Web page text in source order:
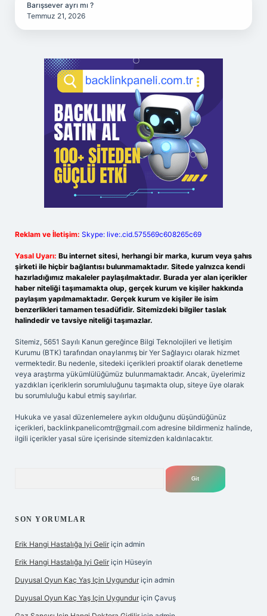
Barışsever ayrı mı ?
Temmuz 21, 2026
Reklam ve İletişim: Skype: live:.cid.575569c608265c69
Yasal Uyarı: Bu internet sitesi, herhangi bir marka, kurum veya şahıs
şirketi ile hiçbir bağlantısı bulunmamaktadır. Sitede yalnızca kendi
hazırladığımız makaleler paylaşılmaktadır. Burada yer alan içerikler
haber niteliği taşımamakta olup, gerçek kurum ve kişiler hakkında
paylaşım yapılmamaktadır. Gerçek kurum ve kişiler ile isim
benzerlikleri tamamen tesadüfidir. Sitemizdeki bilgiler taslak
halindedir ve tavsiye niteliği taşımazlar.
Sitemiz, 5651 Sayılı Kanun gereğince Bilgi Teknolojileri ve İletişim
Kurumu (BTK) tarafından onaylanmış bir Yer Sağlayıcı olarak hizmet
vermektedir. Bu nedenle, sitedeki içerikleri proaktif olarak denetleme
veya araştırma yükümlülüğümüz bulunmamaktadır. Ancak, üyelerimiz
yazdıkları içeriklerin sorumluluğunu taşımakta olup, siteye üye olarak
bu sorumluluğu kabul etmiş sayılırlar.
Hukuka ve yasal düzenlemelere aykırı olduğunu düşündüğünüz
içerikleri, backlinkpanelicomtr@gmail.com adresine bildirmeniz halinde,
ilgili içerikler yasal süre içerisinde sitemizden kaldırılacaktır.
SON YORUMLAR
Erik Hangi Hastalığa Iyi Gelir için admin
Erik Hangi Hastalığa Iyi Gelir için Hüseyin
Duyusal Oyun Kaç Yaş Için Uygundur için admin
Duyusal Oyun Kaç Yaş Için Uygundur için Çavuş